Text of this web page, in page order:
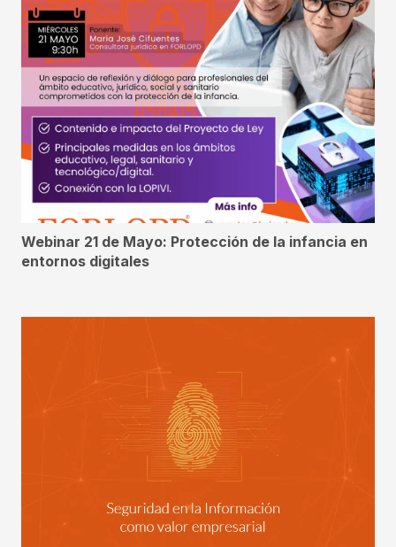
Webinar 21 de Mayo: Protección de la infancia en
entornos digitales